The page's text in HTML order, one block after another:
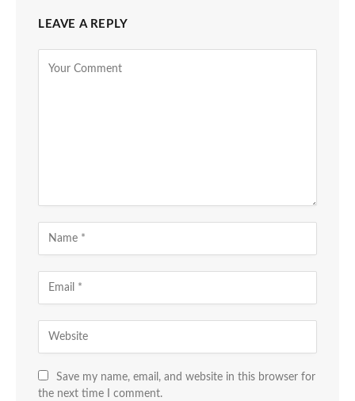
LEAVE A REPLY
Save my name, email, and website in this browser for
the next time I comment.